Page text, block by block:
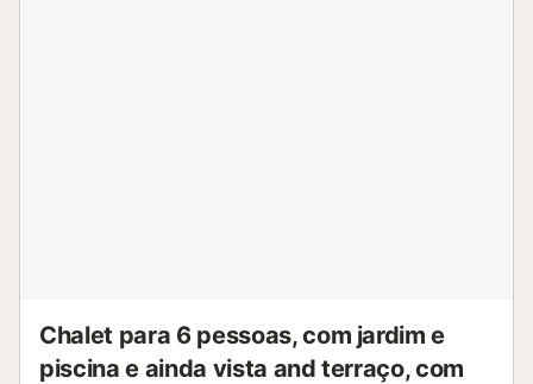
Chalet para 6 pessoas, com jardim e
piscina e ainda vista and terraço, com